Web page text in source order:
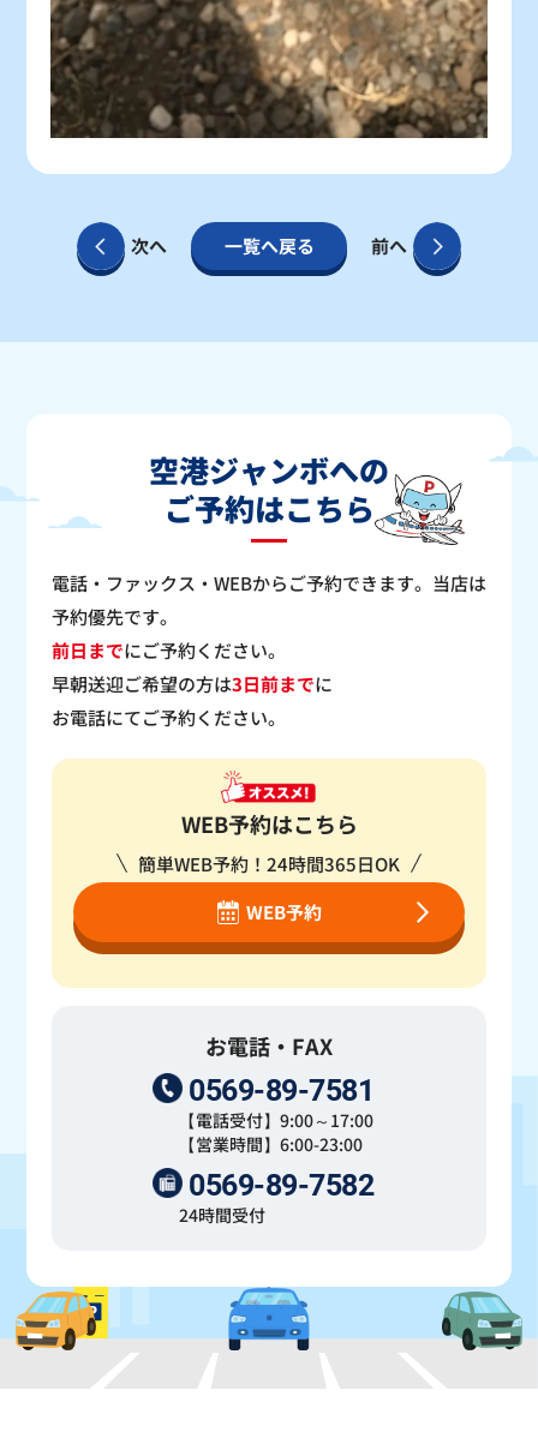
次へ 一覧へ戻る 前へ
空港ジャンボへの
ご予約はこちら
電話・ファックス・WEBからご予約できます。当店は
予約優先です。
前日までにご予約ください。
早朝送迎ご希望の方は3日前までに
お電話にてご予約ください。
WEB予約はこちら
簡単WEB予約！24時間365日OK
WEB予約
お電話・FAX
0569-89-7581
【電話受付】9:00～17:00
【営業時間】6:00-23:00
0569-89-7582
24時間受付